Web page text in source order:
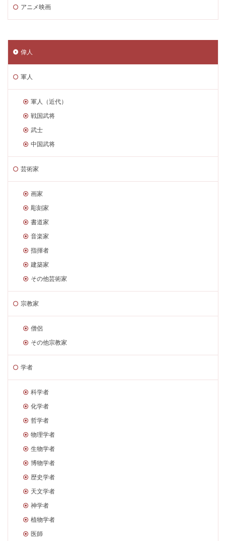
アニメ映画
偉人
軍人
軍人（近代）
戦国武将
武士
中国武将
芸術家
画家
彫刻家
書道家
音楽家
指揮者
建築家
その他芸術家
宗教家
僧侶
その他宗教家
学者
科学者
化学者
哲学者
物理学者
生物学者
博物学者
歴史学者
天文学者
神学者
植物学者
医師